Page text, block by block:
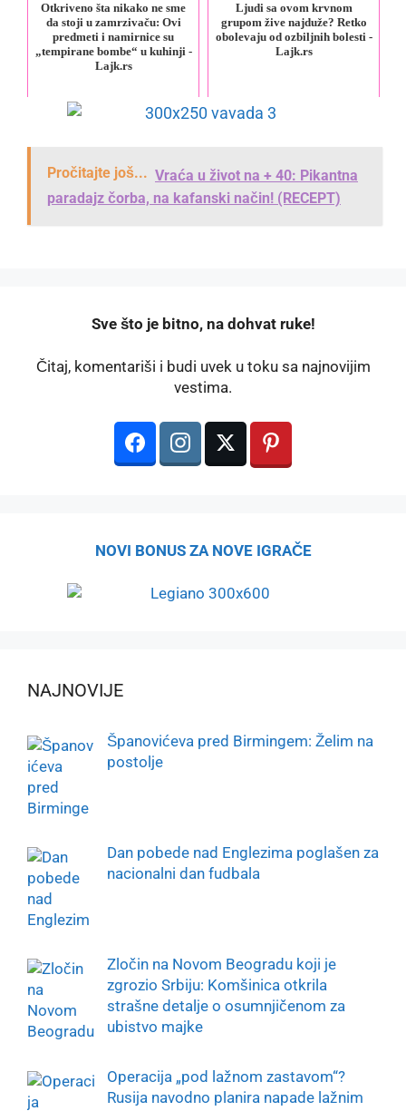
Otkriveno šta nikako ne sme
da stoji u zamrzivaču: Ovi
predmeti i namirnice su
„tempirane bombe“ u kuhinji -
Lajk.rs
Ljudi sa ovom krvnom
grupom žive najduže? Retko
obolevaju od ozbiljnih bolesti -
Lajk.rs
Pročitajte još... Vraća u život na + 40: Pikantna
paradajz čorba, na kafanski način! (RECEPT)
️Sve što je bitno, na dohvat ruke!
Čitaj, komentariši i budi uvek u toku sa najnovijim
vestima.
NOVI BONUS ZA NOVE IGRAČE
NAJNOVIJE
Španovićeva pred Birmingem: Želim na
postolje
Dan pobede nad Englezima poglašen za
nacionalni dan fudbala
Zločin na Novom Beogradu koji je
zgrozio Srbiju: Komšinica otkrila
strašne detalje o osumnjičenom za
ubistvo majke
Operacija „pod lažnom zastavom“?
Rusija navodno planira napade lažnim